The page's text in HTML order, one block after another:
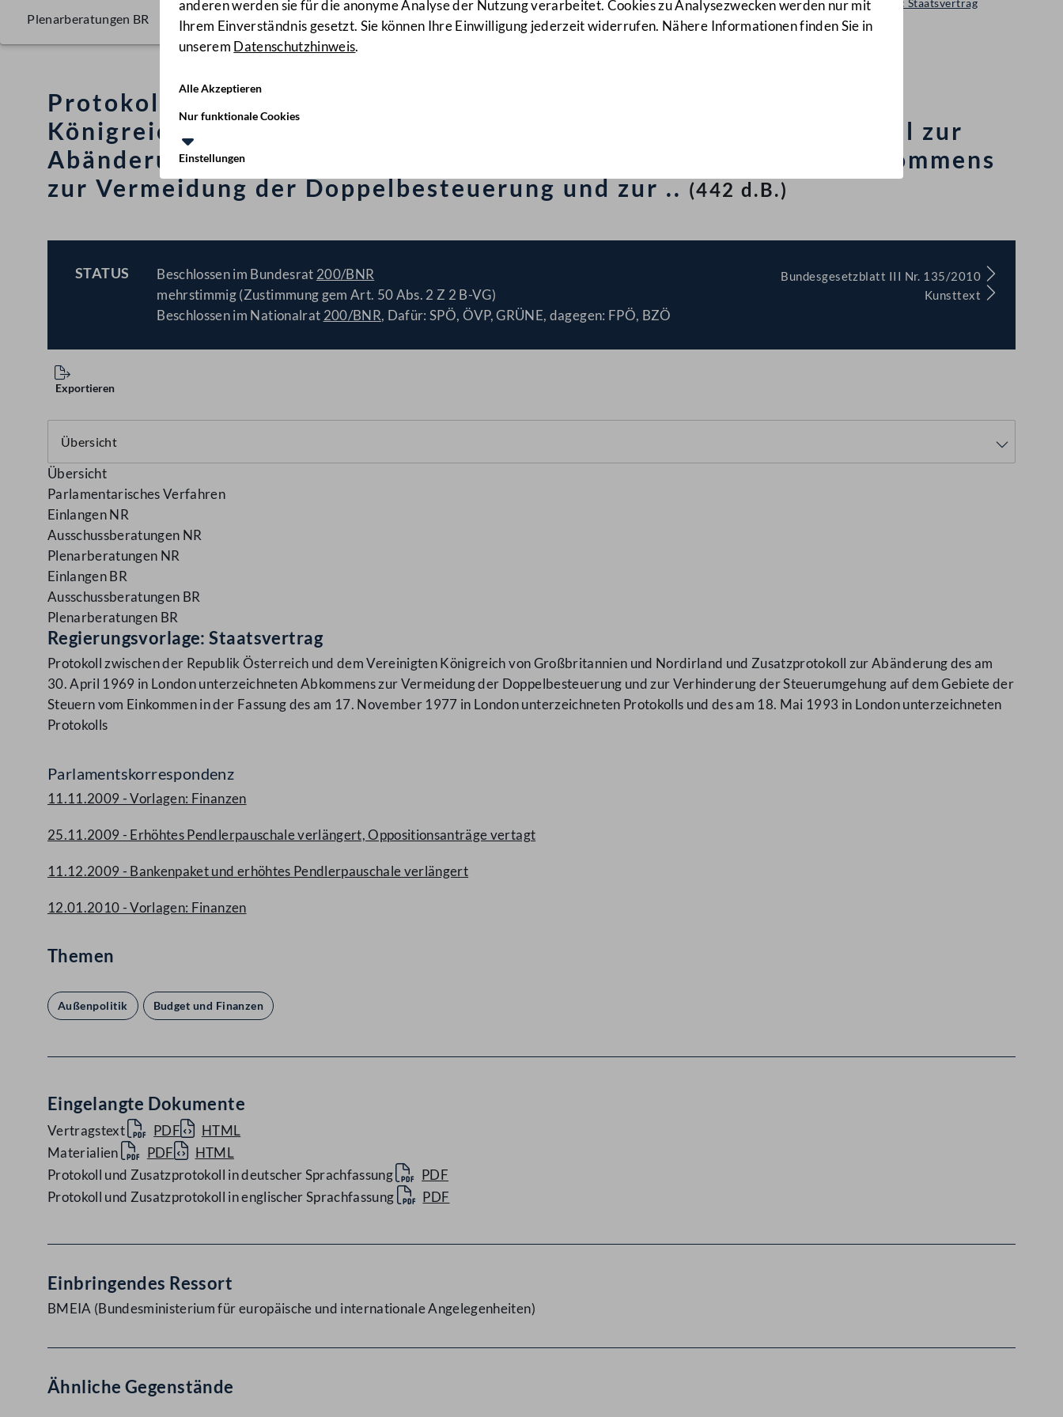
anderen werden sie für die anonyme Analyse der Nutzung verarbeitet. Cookies zu Analysezwecken werden nur mit
Ihrem Einverständnis gesetzt. Sie können Ihre Einwilligung jederzeit widerrufen. Nähere Informationen finden Sie in
unserem Datenschutzhinweis.
Alle Akzeptieren
Nur funktionale Cookies
Einstellungen
Regierungsvorlage: Staatsvertrag
442 d.B.
Protokoll zwischen der Republik Österreich und dem Vereinigten
Königreich von Großbritannien und Nordirland und Zusatzprotokoll zur
Abänderung des am 30. April 1969 in London unterzeichneten Abkommens
zur Vermeidung der Doppelbesteuerung und zur .. (442 d.B.)
STATUS
BESCHLOSSEN
Beschlossen im Bundesrat 200/BNR
mehrstimmig (Zustimmung gem Art. 50 Abs. 2 Z 2 B-VG)
Beschlossen im Nationalrat 200/BNR, Dafür: SPÖ, ÖVP, GRÜNE, dagegen: FPÖ, BZÖ
Bundesgesetzblatt III Nr. 135/2010
Kunsttext
Exportieren
Plenarberatungen BR
Übersicht
Parlamentarisches Verfahren
Einlangen NR
Ausschussberatungen NR
Plenarberatungen NR
Einlangen BR
Ausschussberatungen BR
Plenarberatungen BR
Regierungsvorlage: Staatsvertrag
Protokoll zwischen der Republik Österreich und dem Vereinigten Königreich von Großbritannien und Nordirland und Zusatzprotokoll zur Abänderung des am
30. April 1969 in London unterzeichneten Abkommens zur Vermeidung der Doppelbesteuerung und zur Verhinderung der Steuerumgehung auf dem Gebiete der
Steuern vom Einkommen in der Fassung des am 17. November 1977 in London unterzeichneten Protokolls und des am 18. Mai 1993 in London unterzeichneten
Protokolls
Parlamentskorrespondenz
11.11.2009 - Vorlagen: Finanzen
25.11.2009 - Erhöhtes Pendlerpauschale verlängert, Oppositionsanträge vertagt
11.12.2009 - Bankenpaket und erhöhtes Pendlerpauschale verlängert
12.01.2010 - Vorlagen: Finanzen
Themen
Außenpolitik Budget und Finanzen
Eingelangte Dokumente
Vertragstext PDF
HTML
Materialien
PDF
HTML
Protokoll und Zusatzprotokoll in deutscher Sprachfassung
PDF
Protokoll und Zusatzprotokoll in englischer Sprachfassung
PDF
Einbringendes Ressort
BMEIA (Bundesministerium für europäische und internationale Angelegenheiten)
Ähnliche Gegenstände